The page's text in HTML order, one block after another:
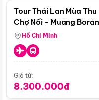
Tour Thái Lan Mùa
Chợ Nổi - Muang
Airlines)
Hồ Chí Minh
Giá từ:
8.300.000đ